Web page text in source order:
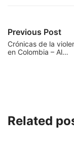
Previous Post
Crónicas de la
en Colombia – Al…
Related